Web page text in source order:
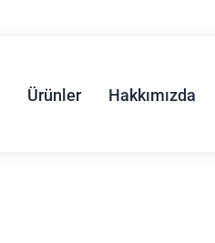
Ürünler Hakkımızda